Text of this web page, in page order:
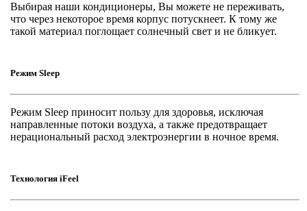
Выбирая наши кондиционеры, Вы можете не переживать,
что через некоторое время корпус потускнеет. К тому же
такой материал поглощает солнечный свет и не бликует.
Режим Sleep
Режим Sleep приносит пользу для здоровья, исключая
направленные потоки воздуха, а также предотвращает
нерациональный расход электроэнергии в ночное время.
Технология iFeel